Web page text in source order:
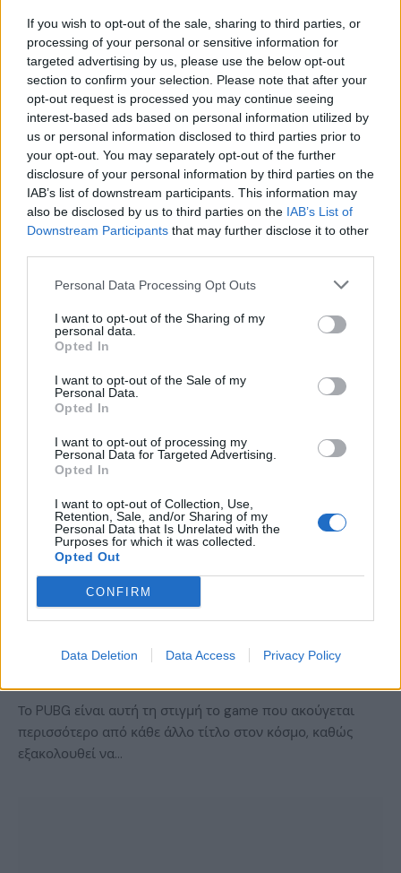
If you wish to opt-out of the sale, sharing to third parties, or
processing of your personal or sensitive information for
targeted advertising by us, please use the below opt-out
section to confirm your selection. Please note that after your
opt-out request is processed you may continue seeing
interest-based ads based on personal information utilized by
us or personal information disclosed to third parties prior to
your opt-out. You may separately opt-out of the further
disclosure of your personal information by third parties on the
IAB’s list of downstream participants. This information may
also be disclosed by us to third parties on the IAB’s List of
Downstream Participants that may further disclose it to other
Personal Data Processing Opt Outs
I want to opt-out of the Sharing of my
personal data.
Opted In
I want to opt-out of the Sale of my
Personal Data.
Opted In
I want to opt-out of processing my
Personal Data for Targeted Advertising.
Opted In
I want to opt-out of Collection, Use,
Retention, Sale, and/or Sharing of my
Personal Data that Is Unrelated with the
Purposes for which it was collected.
Opted Out
CONFIRM
Data Deletion Data Access Privacy Policy
ΝΈΑ
Οι πωλήσεις του PUBG ξεπερνούν τα 30
εκατομμύρια, αλλά οι… αριθμοί
πέφτουν!
Το τελευταίο χρονικό διάστημα, το PUBG είναι το game
η εξαιρετική πορεία…
Η mobile version του PUBG κάνει
απόβαση στην Κίνα και το live-action
trailer του είναι όλα τα λεφτά!
Το PUBG είναι αυτή τη στιγμή το game που ακούγεται
περισσότερο από κάθε άλλο τίτλο στον κόσμο, καθώς
εξακολουθεί να…